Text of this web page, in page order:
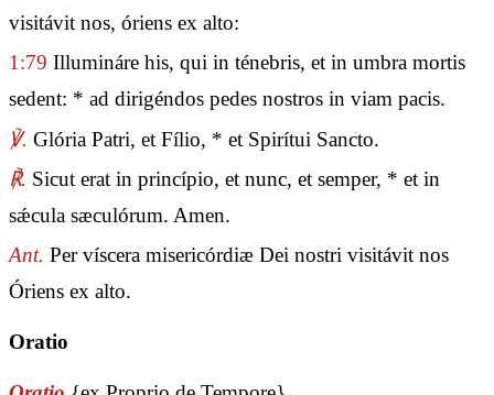
visitávit nos, óriens ex alto:
1:79 Illumináre his, qui in ténebris, et in umbra mortis
sedent: * ad dirigéndos pedes nostros in viam pacis.
℣. Glória Patri, et Fílio, * et Spirítui Sancto.
℟. Sicut erat in princípio, et nunc, et semper, * et in
sǽcula sæculórum. Amen.
Ant. Per víscera misericórdiæ Dei nostri visitávit nos
Óriens ex alto.
Oratio